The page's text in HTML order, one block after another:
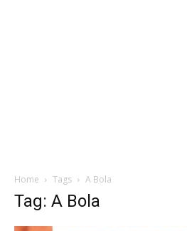
Home Tags A Bola
Tag: A Bola